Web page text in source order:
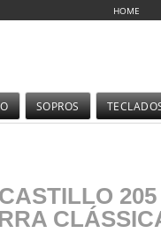
HOME
SOPROS
205